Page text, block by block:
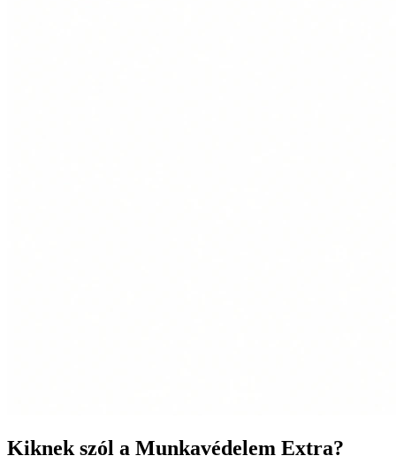
Kiknek szól a Munkavédelem Extra?